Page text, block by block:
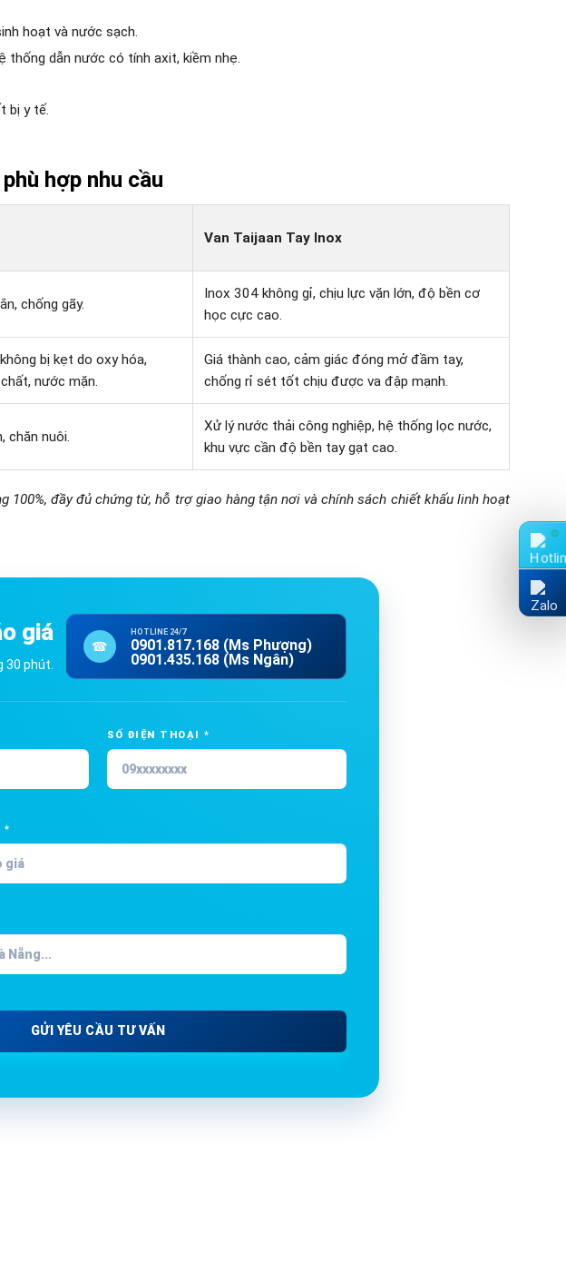
hoạt và nước sạch.
thống dẫn nước có tính axit, kiềm nhẹ.
bị y tế.
hợp nhu cầu
Van Taijaan Tay Inox
chống gãy.
Inox 304 không gỉ, chịu lực vặn lớn, độ bền cơ
học cực cao.
bị kẹt do oxy hóa,
nước mặn.
Giá thành cao, cảm giác đóng mở đầm tay,
chống rỉ sét tốt chịu được va đập mạnh.
chăn nuôi.
Xử lý nước thải công nghiệp, hệ thống lọc nước,
khu vực cần độ bền tay gạt cao.
100%, đầy đủ chứng từ, hỗ trợ giao hàng tận nơi và chính sách chiết khấu linh hoạt
giá
30 phút.
☎
HOTLINE 24/7
0901.817.168 (Ms Phượng)
0901.435.168 (Ms Ngân)
SỐ ĐIỆN THOẠI *
*